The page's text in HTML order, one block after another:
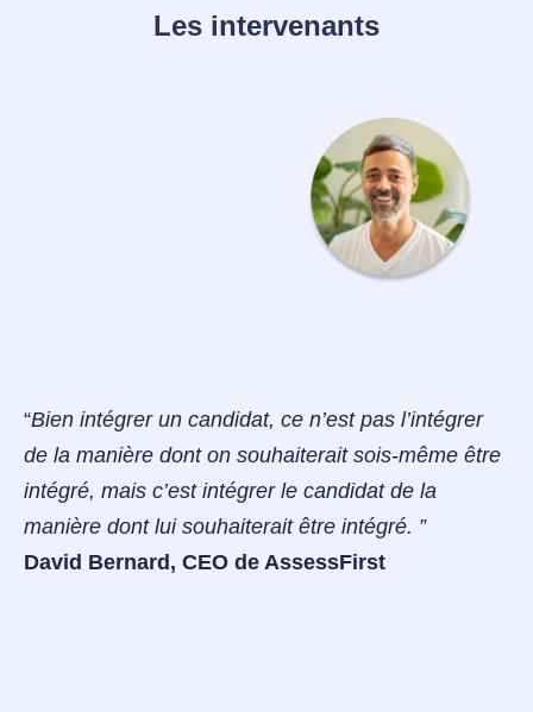
Les intervenants
“Bien intégrer un candidat, ce n’est pas l’intégrer
de la manière dont on souhaiterait sois-même être
intégré, mais c’est intégrer le candidat de la
manière dont lui souhaiterait être intégré. ”
David Bernard, CEO de AssessFirst